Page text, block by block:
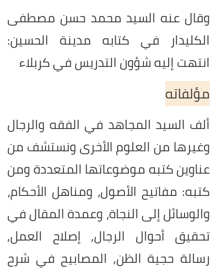
وقال عنه السيد محمد حسن مصطفى
الكليدار في كتابه مدينة الحسين:
انتهت إليه شؤون التدريس في كربلاء
مؤلفاته
ألف السيد المجاهد في الفقه والرجال
وغيرها من العلوم الأخرى ونستشف من
عناوين كتبه موضوعاتها المتعددة ومن
كتبه: مفاتيح الأصول، ومناهل الأحكام،
والوسائل إلى النجاة، وعمدة المقال في
تحقيق أحوال الرجال, إصلاح العمل,
رسالة حجية الظن, المصابيح في شرح